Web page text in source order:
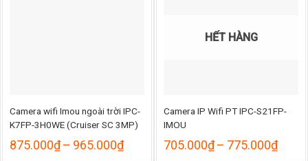
Camera wifi Imou ngoài trời IPC-
K7FP-3H0WE (Cruiser SC 3MP)
875.000₫– 965.000₫Khoảng
HẾT HÀNG
Camera IP Wifi PT IPC-S21FP-
IMOU
705.000₫– 775.000₫